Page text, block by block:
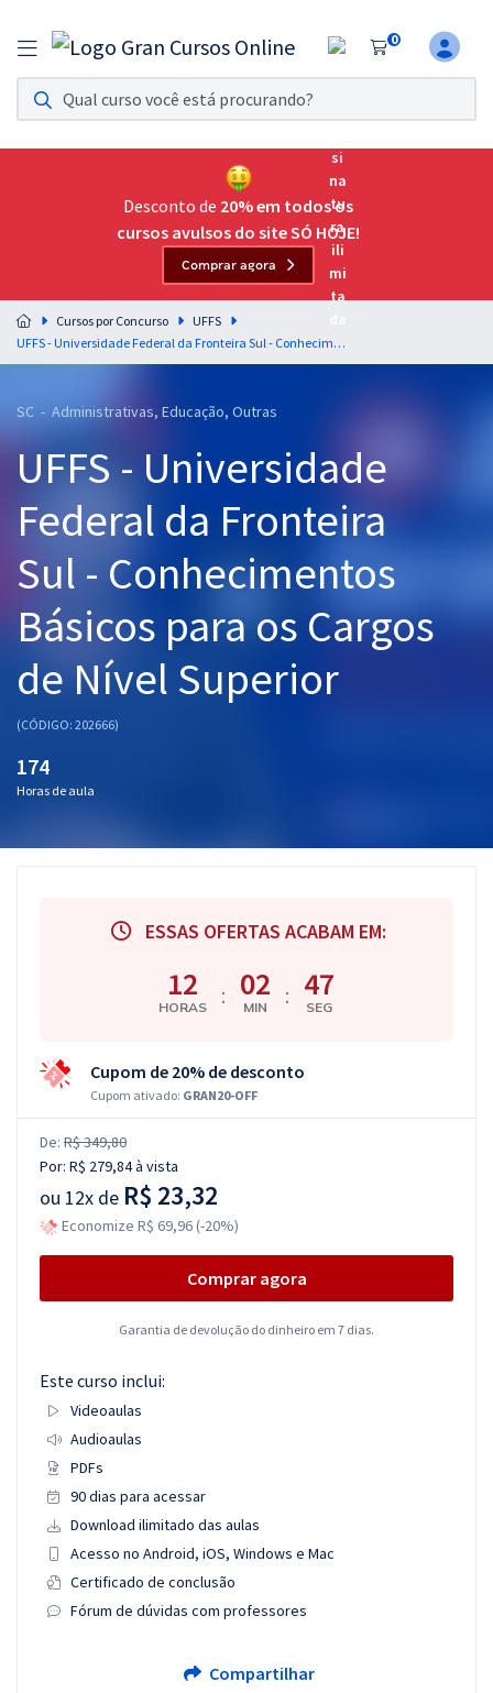
0
Assinatura Ilimitada 11
Acesso a todos os cursos. Teste grátis por 7 dias!
Assinatura OAB Até Passar
Acesso ilimitado a toda preparação para o Exame da
Residências Multiprofissionais
Preparação completa e intensiva para as principais
residências em saúde do Brasil
Cursos 20% OFF
Pós
Graduação
OAB
Mentorias
Questões grátis
Conteúdo gratuito
Aprovados
Desconto de 20% em todos os
cursos avulsos do site SÓ HOJE!
Comprar agora
Cursos por Concurso
UFFS
UFFS - Universidade Federal da Fronteira Sul - Conhecimentos Básicos para os Cargos de Nível Superior
SC - Administrativas, Educação, Outras
UFFS - Universidade
Federal da Fronteira
Sul - Conhecimentos
Básicos para os Cargos
de Nível Superior
(CÓDIGO: 202666)
174
Horas de aula
ESSAS OFERTAS ACABAM EM:
12
HORAS : 02
MIN : 46
SEG
Cupom de 20% de desconto
Cupom ativado: GRAN20-OFF
De: R$ 349,80
Por: R$ 279,84à vista
ou 12x de R$ 23,32
Economize R$ 69,96 (-20%)
Comprar agora
Garantia de devolução do dinheiro em 7 dias.
Este curso inclui:
Videoaulas
Audioaulas
PDFs
90 dias para acessar
Download ilimitado das aulas
Acesso no Android, iOS, Windows e Mac
Certificado de conclusão
Fórum de dúvidas com professores
Compartilhar